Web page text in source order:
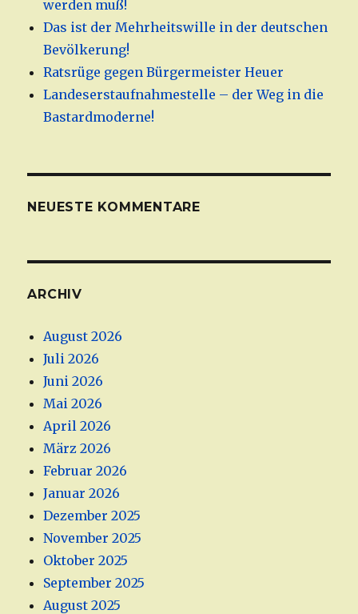
werden muß!
Das ist der Mehrheitswille in der deutschen
Bevölkerung!
Ratsrüge gegen Bürgermeister Heuer
Landeserstaufnahmestelle – der Weg in die
Bastardmoderne!
NEUESTE KOMMENTARE
ARCHIV
August 2026
Juli 2026
Juni 2026
Mai 2026
April 2026
März 2026
Februar 2026
Januar 2026
Dezember 2025
November 2025
Oktober 2025
September 2025
August 2025